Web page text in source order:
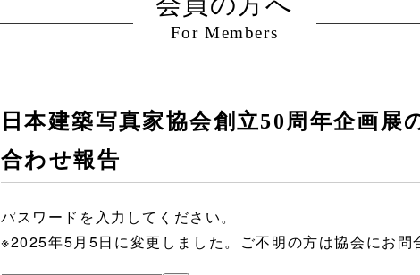
For Members
日本建築写真家協会創立50周年企画展
合わせ報告
パスワードを入力してください。
※2025年5月5日に変更しました。ご不明の方は協会にお問